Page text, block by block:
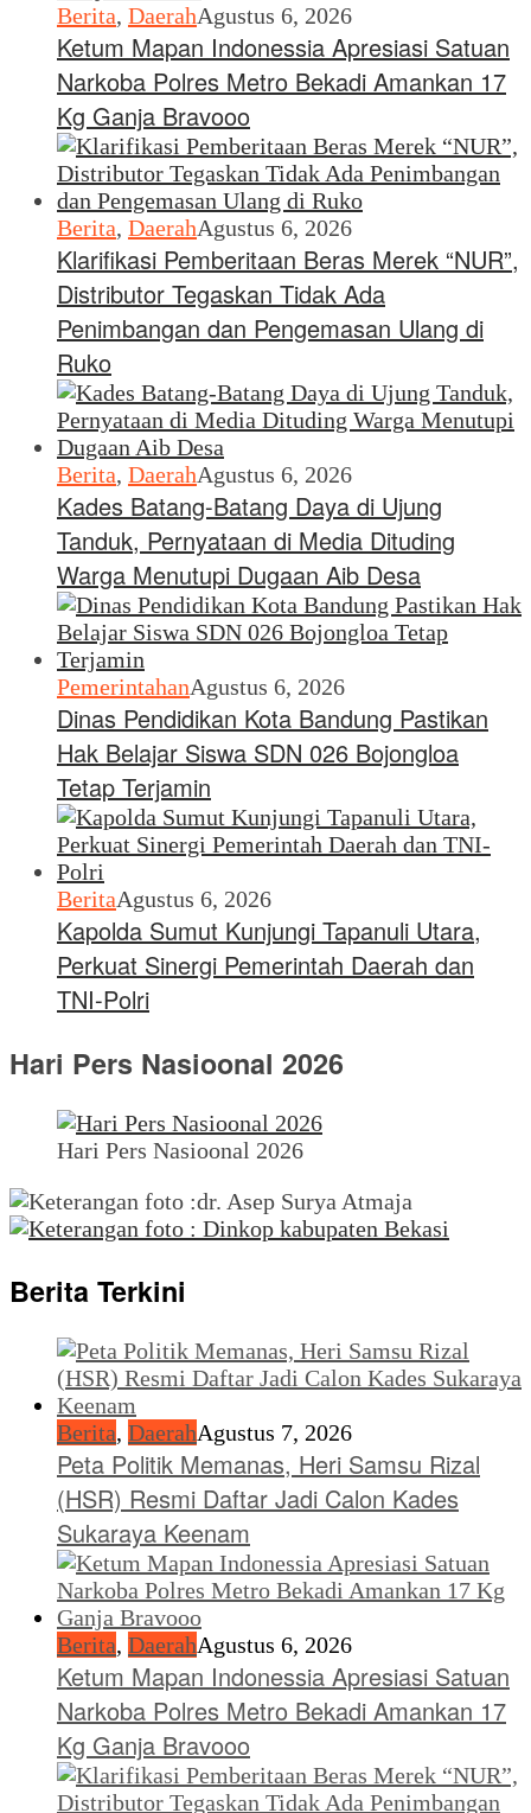
Berita, DaerahAgustus 6, 2026
Ketum Mapan Indonessia Apresiasi Satuan
Narkoba Polres Metro Bekadi Amankan 17
Kg Ganja Bravooo
Berita, DaerahAgustus 6, 2026
Klarifikasi Pemberitaan Beras Merek “NUR”,
Distributor Tegaskan Tidak Ada
Penimbangan dan Pengemasan Ulang di
Ruko
Berita, DaerahAgustus 6, 2026
Kades Batang-Batang Daya di Ujung
Tanduk, Pernyataan di Media Dituding
Warga Menutupi Dugaan Aib Desa
PemerintahanAgustus 6, 2026
Dinas Pendidikan Kota Bandung Pastikan
Hak Belajar Siswa SDN 026 Bojongloa
Tetap Terjamin
BeritaAgustus 6, 2026
Kapolda Sumut Kunjungi Tapanuli Utara,
Perkuat Sinergi Pemerintah Daerah dan
TNI-Polri
Hari Pers Nasioonal 2026
Hari Pers Nasioonal 2026
Berita Terkini
Berita, DaerahAgustus 7, 2026
Peta Politik Memanas, Heri Samsu Rizal
(HSR) Resmi Daftar Jadi Calon Kades
Sukaraya Keenam
Berita, DaerahAgustus 6, 2026
Ketum Mapan Indonessia Apresiasi Satuan
Narkoba Polres Metro Bekadi Amankan 17
Kg Ganja Bravooo